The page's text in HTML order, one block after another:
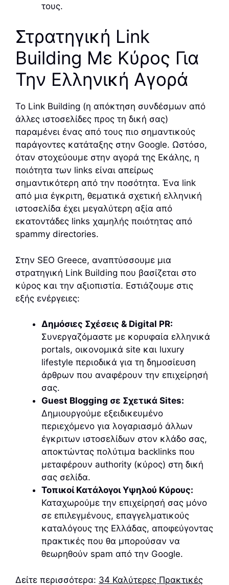
τους.
Στρατηγική Link
Building Με Κύρος Για
Την Ελληνική Αγορά
Το Link Building (η απόκτηση συνδέσμων από
άλλες ιστοσελίδες προς τη δική σας)
παραμένει ένας από τους πιο σημαντικούς
παράγοντες κατάταξης στην Google. Ωστόσο,
όταν στοχεύουμε στην αγορά της Εκάλης, η
ποιότητα των links είναι απείρως
σημαντικότερη από την ποσότητα. Ένα link
από μια έγκριτη, θεματικά σχετική ελληνική
ιστοσελίδα έχει μεγαλύτερη αξία από
εκατοντάδες links χαμηλής ποιότητας από
spammy directories.
Στην SEO Greece, αναπτύσσουμε μια
στρατηγική Link Building που βασίζεται στο
κύρος και την αξιοπιστία. Εστιάζουμε στις
εξής ενέργειες:
Δημόσιες Σχέσεις & Digital PR:
Συνεργαζόμαστε με κορυφαία ελληνικά
portals, οικονομικά site και luxury
lifestyle περιοδικά για τη δημοσίευση
άρθρων που αναφέρουν την επιχείρησή
σας.
Guest Blogging σε Σχετικά Sites:
Δημιουργούμε εξειδικευμένο
περιεχόμενο για λογαριασμό άλλων
έγκριτων ιστοσελίδων στον κλάδο σας,
αποκτώντας πολύτιμα backlinks που
μεταφέρουν authority (κύρος) στη δική
σας σελίδα.
Τοπικοί Κατάλογοι Υψηλού Κύρους:
Καταχωρούμε την επιχείρησή σας μόνο
σε επιλεγμένους, επαγγελματικούς
καταλόγους της Ελλάδας, αποφεύγοντας
πρακτικές που θα μπορούσαν να
θεωρηθούν spam από την Google.
Δείτε περισσότερα: 34 Καλύτερες Πρακτικές